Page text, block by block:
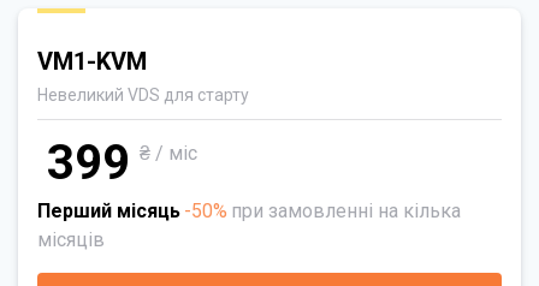
VM1-KVM
Невеликий VDS для старту
399 ₴ / міс
Перший місяць -50% при замовленні на кілька
місяців